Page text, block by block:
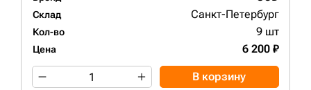
Склад Санкт-Петербург
Кол-во 9 шт
Цена 6 200 ₽
В корзину